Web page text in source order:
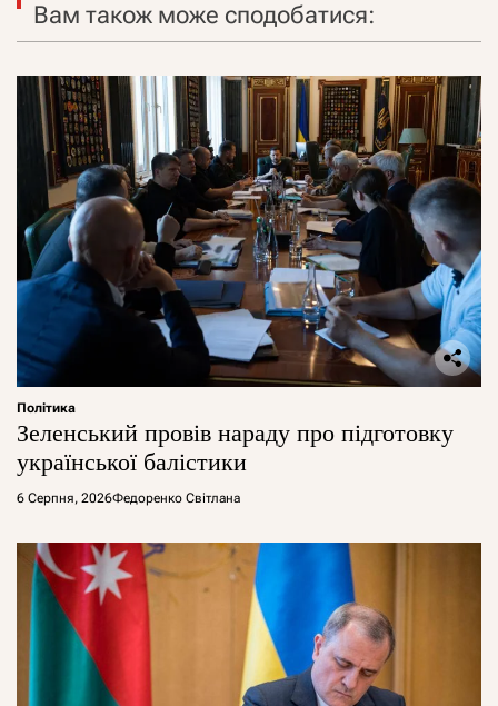
Вам також може сподобатися:
Політика
Зеленський провів нараду про підготовку
української балістики
6 Серпня, 2026Федоренко Світлана